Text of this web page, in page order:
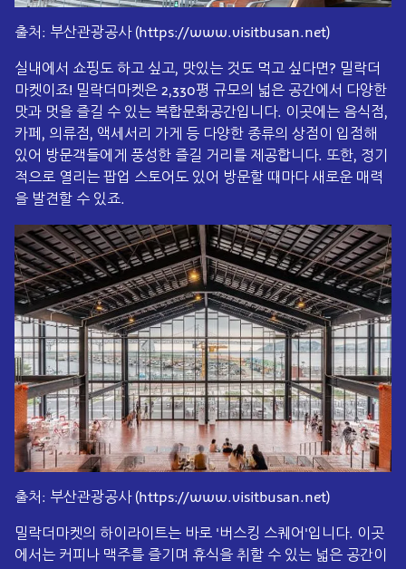
출처: 부산관광공사 (https://www.visitbusan.net)
실내에서 쇼핑도 하고 싶고, 맛있는 것도 먹고 싶다면? 밀락더
마켓이죠! 밀락더마켓은 2,330평 규모의 넓은 공간에서 다양한
맛과 멋을 즐길 수 있는 복합문화공간입니다. 이곳에는 음식점,
카페, 의류점, 액세서리 가게 등 다양한 종류의 상점이 입점해
있어 방문객들에게 풍성한 즐길 거리를 제공합니다. 또한, 정기
적으로 열리는 팝업 스토어도 있어 방문할 때마다 새로운 매력
을 발견할 수 있죠.
출처: 부산관광공사 (https://www.visitbusan.net)
밀락더마켓의 하이라이트는 바로 '버스킹 스퀘어'입니다. 이곳
에서는 커피나 맥주를 즐기며 휴식을 취할 수 있는 넓은 공간이